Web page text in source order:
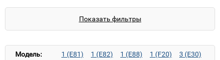
Показать фильтры
Модель: 1 (E81) 1 (E82) 1 (E88) 1 (F20)
3 (E30)